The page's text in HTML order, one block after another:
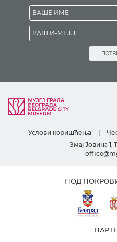
Услови коришћења
Змај Јовина 1,
ПОД